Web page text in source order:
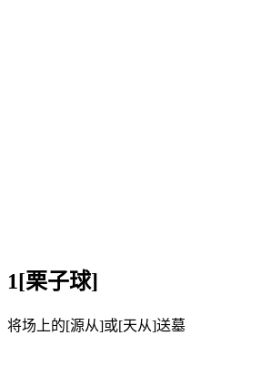
1[栗子球]
将场上的[源从]或[天从]送墓